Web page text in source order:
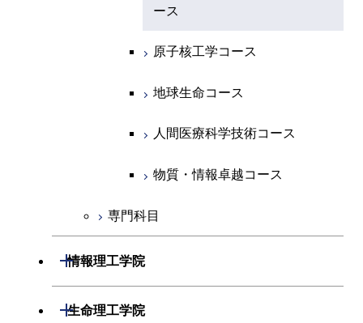
原子核工学コース
人間医療科学技術コース
物質・情報卓越コース
原子核工学コース
人間医療科学技術コース
物質・情報卓越コース
ース
原子核工学コース
地球生命コース
人間医療科学技術コース
物質・情報卓越コース
専門科目
情報理工学院
開閉
数理・計算科学系
開閉
生命理工学院
開閉